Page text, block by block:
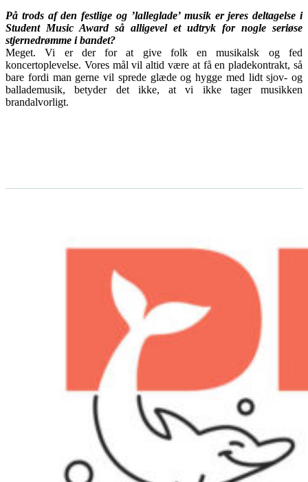
På trods af den festlige og ’lalleglade’ musik er jeres deltagelse i
Student Music Award så alligevel et udtryk for nogle seriøse
stjernedrømme i bandet?
Meget. Vi er der for at give folk en musikalsk og fed
koncertoplevelse. Vores mål vil altid være at få en pladekontrakt, så
bare fordi man gerne vil sprede glæde og hygge med lidt sjov- og
ballademusik, betyder det ikke, at vi ikke tager musikken
brandalvorligt.